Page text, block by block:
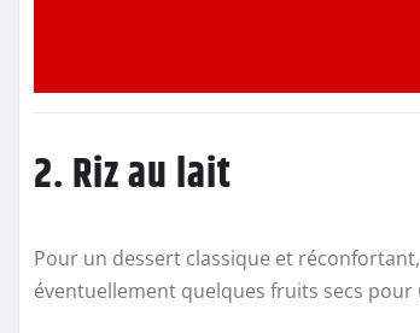
2. Riz au lait
Pour un dessert classique et
éventuellement quelques fruits secs